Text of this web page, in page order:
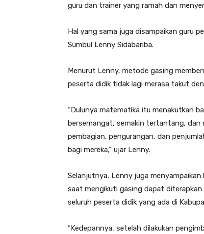
guru dan trainer yang ramah dan
Hal yang sama juga disampaikan guru
Sumbul Lenny Sidabariba.
Menurut Lenny, metode gasing
peserta didik tidak lagi merasa takut
“Dulunya matematika itu menakutkan
bersemangat, semakin tertantang, dan
pembagian, pengurangan, dan
bagi mereka,” ujar Lenny.
Selanjutnya, Lenny juga
saat mengikuti gasing dapat
seluruh peserta didik yang ada di
“Kedepannya, setelah dilakukan